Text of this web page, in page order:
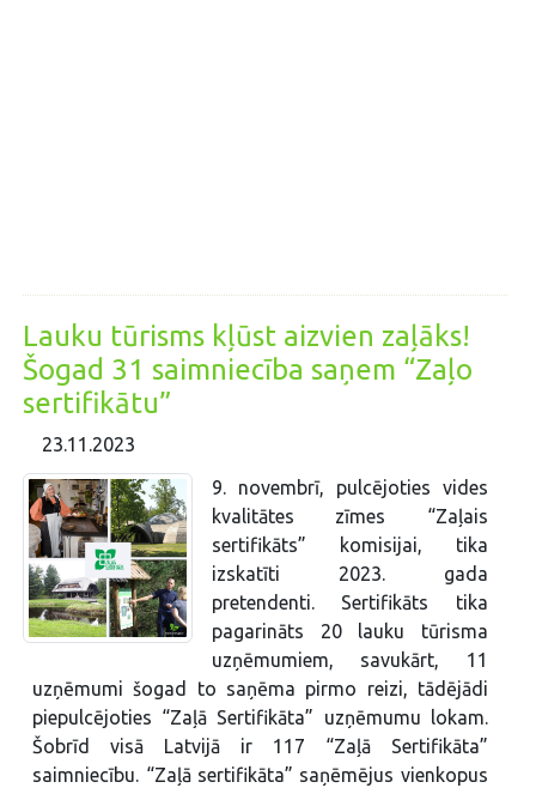
Lauku tūrisms kļūst aizvien zaļāks!
Šogad 31 saimniecība saņem “Zaļo
sertifikātu”
23.11.2023
9. novembrī, pulcējoties vides
kvalitātes zīmes “Zaļais
sertifikāts” komisijai, tika
izskatīti 2023. gada
pretendenti. Sertifikāts tika
pagarināts 20 lauku tūrisma
uzņēmumiem, savukārt, 11
uzņēmumi šogad to saņēma pirmo reizi, tādējādi
piepulcējoties “Zaļā Sertifikāta” uzņēmumu lokam.
Šobrīd visā Latvijā ir 117 “Zaļā Sertifikāta”
saimniecību. “Zaļā sertifikāta” saņēmējus vienkopus